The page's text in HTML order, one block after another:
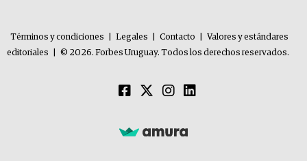
Términos y condiciones Legales Contacto
Valores y estándares
editoriales
© 2026. Forbes Uruguay. Todos los derechos reservados.